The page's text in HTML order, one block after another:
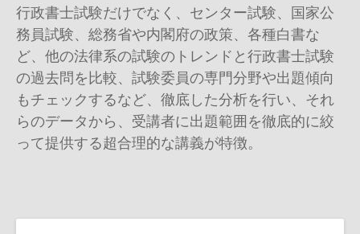
行政書士試験だけでなく、センター試験、国家公
務員試験、総務省や内閣府の政策、各種白書な
ど、他の法律系の試験のトレンドと行政書士試験
の過去問を比較、試験委員の専門分野や出題傾向
もチェックするなど、徹底した分析を行い、それ
らのデータから、受講者に出題範囲を徹底的に絞
って提供する超合理的な講義が特徴。